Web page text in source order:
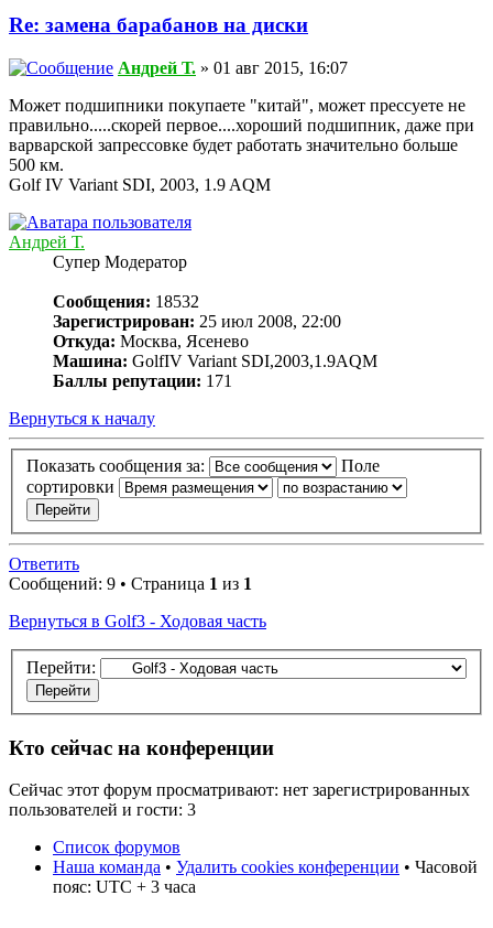
Re: замена барабанов на диски
Андрей Т. » 01 авг 2015, 16:07
Может подшипники покупаете "китай", может прессуете не
правильно.....скорей первое....хороший подшипник, даже при
варварской запрессовке будет работать значительно больше
500 км.
Golf IV Variant SDI, 2003, 1.9 AQM
Андрей Т.
Супер Модератор
Сообщения: 18532
Зарегистрирован: 25 июл 2008, 22:00
Откуда: Москва, Ясенево
Машина: GolfIV Variant SDI,2003,1.9AQM
Баллы репутации: 171
Вернуться к началу
Показать сообщения за:
Поле
сортировки
Ответить
Сообщений: 9 • Страница 1 из 1
Вернуться в Golf3 - Ходовая часть
Перейти:
Кто сейчас на конференции
Сейчас этот форум просматривают: нет зарегистрированных
пользователей и гости: 3
Список форумов
Наша команда • Удалить cookies конференции • Часовой
пояс: UTC + 3 часа